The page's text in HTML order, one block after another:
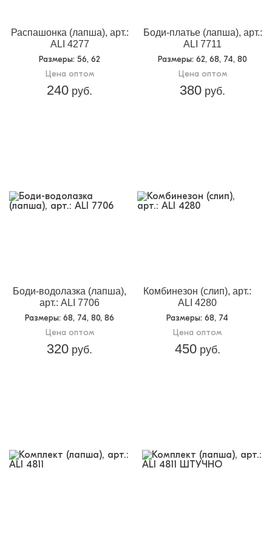
Распашонка (лапша), арт.:
ALI 4277
Размеры: 56, 62
Цена оптом
240 руб.
Боди-платье (лапша), арт.:
ALI 7711
Размеры: 62, 68, 74, 80
Цена оптом
380 руб.
Боди-водолазка (лапша),
арт.: ALI 7706
Размеры: 68, 74, 80, 86
Цена оптом
320 руб.
Комбинезон (слип), арт.:
ALI 4280
Размеры: 68, 74
Цена оптом
450руб.